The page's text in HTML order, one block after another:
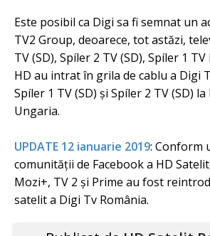
Este posibil ca Digi sa fi semnat un
TV2 Group, deoarece, tot astăzi,
TV (SD), Spíler 2 TV (SD), Spíler 1
HD au intrat în grila de cablu a Digi
Spíler 1 TV (SD) și Spíler 2 TV (SD)
Ungaria.
UPDATE 12 ianuarie 2019: Conform
comunității de Facebook a HD
Mozi+, TV 2 și Prime au fost
satelit a Digi Tv România.